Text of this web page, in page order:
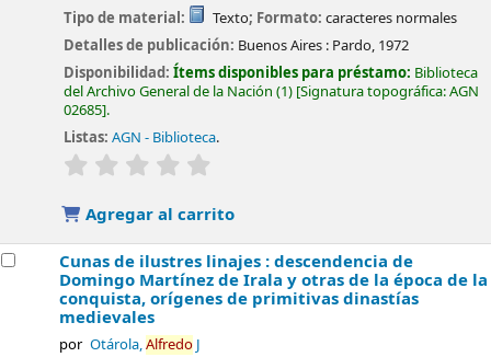
Tipo de material:
Texto; Formato: caracteres normales
Detalles de publicación: Buenos Aires : Pardo, 1972
Disponibilidad:Ítems disponibles para préstamo: Biblioteca
del Archivo General de la Nación (1) Signatura topográfica:AGN
02685 .
Listas: AGN - Biblioteca.
valoración
Agregar al carrito
Cunas de ilustres linajes : descendencia de
Domingo Martínez de Irala y otras de la época de la
conquista, orígenes de primitivas dinastías
medievales
por Otárola,AlfredoJ